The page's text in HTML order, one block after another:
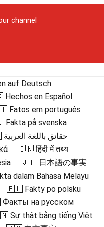
channel
auf Deutsch
en Español
em português
på svenska
🇸🇦 حقائق باللغة العربية
🇮🇳 हिंदी में तथ्य
🇯🇵 日本語の事実
dalam Bahasa Melayu
🇵🇱 Fakty po polsku
на русском
Sự thật bằng tiếng Việt